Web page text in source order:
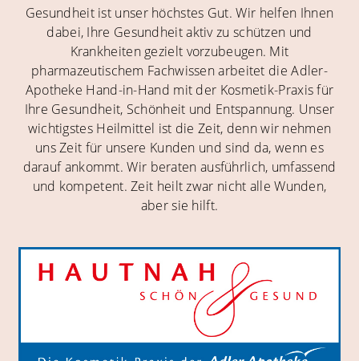
Gesundheit ist unser höchstes Gut. Wir helfen Ihnen
dabei, Ihre Gesundheit aktiv zu schützen und
Krankheiten gezielt vorzubeugen. Mit
pharmazeutischem Fachwissen arbeitet die Adler-
Apotheke Hand-in-Hand mit der Kosmetik-Praxis für
Ihre Gesundheit, Schönheit und Entspannung. Unser
wichtigstes Heilmittel ist die Zeit, denn wir nehmen
uns Zeit für unsere Kunden und sind da, wenn es
darauf ankommt. Wir beraten ausführlich, umfassend
und kompetent. Zeit heilt zwar nicht alle Wunden,
aber sie hilft.